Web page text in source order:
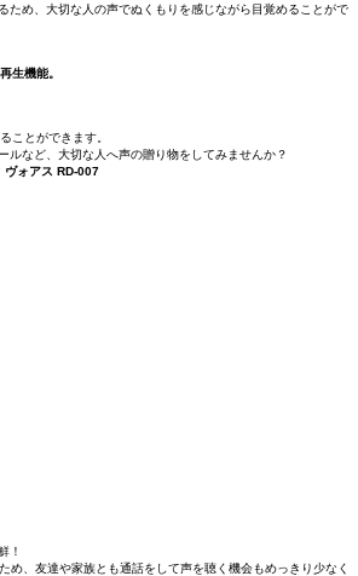
ため、大切な人の声でぬくもりを感じながら目覚めることがで
生機能。
ことができます。
ルなど、大切な人へ声の贈り物をしてみませんか？
ヴォアス RD-007
！
め、友達や家族とも通話をして声を聴く機会もめっきり少なく